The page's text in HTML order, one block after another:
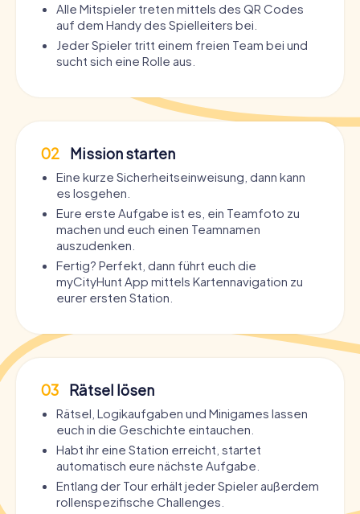
Alle Mitspieler treten mittels des QR Codes
auf dem Handy des Spielleiters bei.
Jeder Spieler tritt einem freien Team bei und
sucht sich eine Rolle aus.
02 Mission starten
Eine kurze Sicherheitseinweisung, dann kann
es losgehen.
Eure erste Aufgabe ist es, ein Teamfoto zu
machen und euch einen Teamnamen
auszudenken.
Fertig? Perfekt, dann führt euch die
myCityHunt App mittels Kartennavigation zu
eurer ersten Station.
03 Rätsel lösen
Rätsel, Logikaufgaben und Minigames lassen
euch in die Geschichte eintauchen.
Habt ihr eine Station erreicht, startet
automatisch eure nächste Aufgabe.
Entlang der Tour erhält jeder Spieler außerdem
rollenspezifische Challenges.